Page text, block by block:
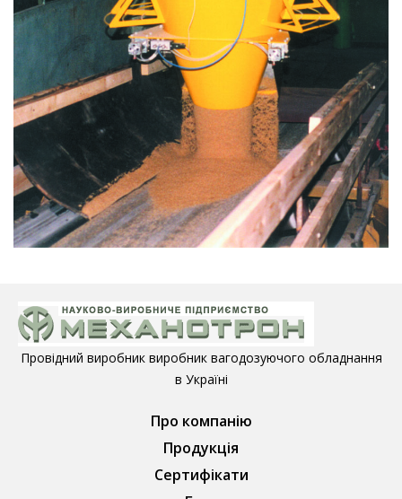
Провідний виробник виробник вагодозуючого обладнання
в Україні
Про компанію
Продукція
Сертифікати